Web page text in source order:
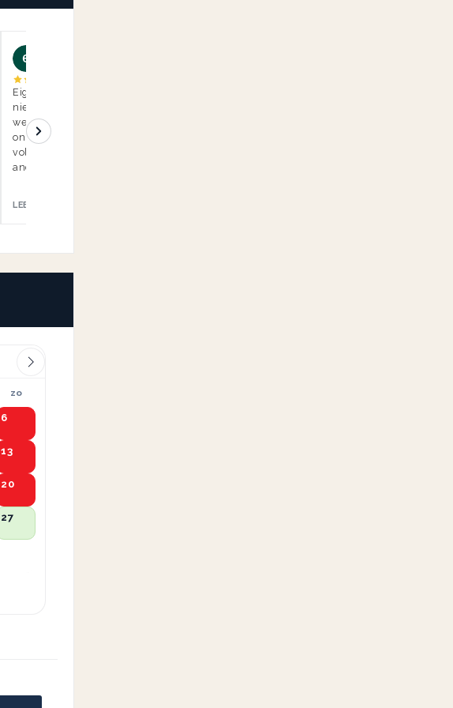
zo
6
13
20
27
Eigenlijk moeten we het hier
niet beoordelen, maar houden
we de insidertip liever voor
onszelf. Anders kan de
volgende vakantie door
anderen worden geboekt. En…
LEES MEER →